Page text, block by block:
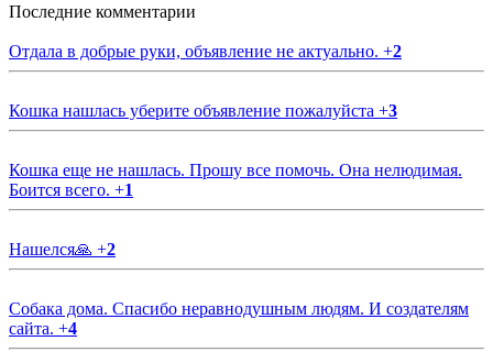
Последние комментарии
Отдала в добрые руки, объявление не актуально. +2
Кошка нашлась уберите объявление пожалуйста +3
Кошка еще не нашлась. Прошу все помочь. Она нелюдимая.
Боится всего. +1
Нашелся🙏 +2
Собака дома. Спасибо неравнодушным людям. И создателям
сайта. +4